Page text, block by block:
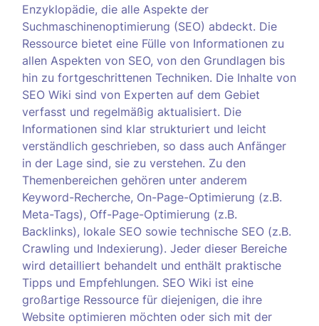
Enzyklopädie, die alle Aspekte der
Suchmaschinenoptimierung (SEO) abdeckt. Die
Ressource bietet eine Fülle von Informationen zu
allen Aspekten von SEO, von den Grundlagen bis
hin zu fortgeschrittenen Techniken. Die Inhalte von
SEO Wiki sind von Experten auf dem Gebiet
verfasst und regelmäßig aktualisiert. Die
Informationen sind klar strukturiert und leicht
verständlich geschrieben, so dass auch Anfänger
in der Lage sind, sie zu verstehen. Zu den
Themenbereichen gehören unter anderem
Keyword-Recherche, On-Page-Optimierung (z.B.
Meta-Tags), Off-Page-Optimierung (z.B.
Backlinks), lokale SEO sowie technische SEO (z.B.
Crawling und Indexierung). Jeder dieser Bereiche
wird detailliert behandelt und enthält praktische
Tipps und Empfehlungen. SEO Wiki ist eine
großartige Ressource für diejenigen, die ihre
Website optimieren möchten oder sich mit der